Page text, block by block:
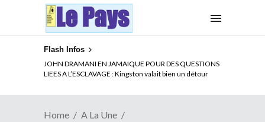
Flash Infos
JOHN DRAMANI EN JAMAIQUE POUR DES QUESTIONS
LIEES A L’ESCLAVAGE : Kingston valait bien un détour
ELECTION DE TALON A LA TETE DU SENAT BENINOIS :
Quand Patrice quitte le pouvoir sans partir !
Home
A La Une